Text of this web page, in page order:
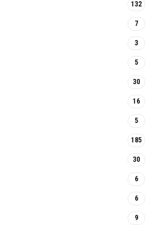
132
7
3
5
30
16
5
185
30
6
6
9